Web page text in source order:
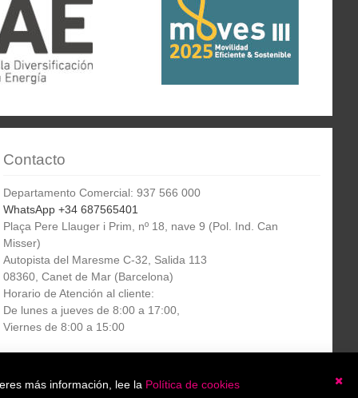
Contacto
Departamento Comercial: 937 566 000
WhatsApp +34 687565401
Plaça Pere Llauger i Prim, nº 18, nave 9 (Pol. Ind. Can
Misser)
Autopista del Maresme C-32, Salida 113
08360, Canet de Mar (Barcelona)
Horario de Atención al cliente:
De lunes a jueves de 8:00 a 17:00,
Viernes de 8:00 a 15:00
informativo
más información, lee la Política de cookies